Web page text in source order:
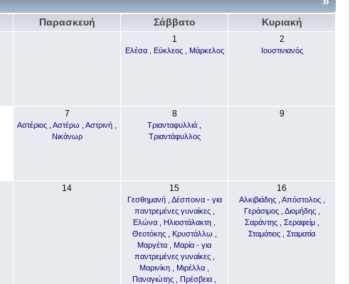
Παρασκευή Σάββατο Κυριακή
1
Ελέσα , Εύκλεος , Μάρκελος
2
Ιουστινιανός
7
Αστέριος , Αστέρω , Αστρινή ,
Νικάνωρ
8
Τριανταφυλλιά ,
Τριαντάφυλλος
9
14 15
Γεσθημανή , Δέσποινα - για
παντρεμένες γυναίκες ,
Ελώνα , Ηλιοστάλακτη ,
Θεοτόκης , Κρυστάλλω ,
Μαργέτα , Μαρία - για
παντρεμένες γυναίκες ,
Μαρινίκη , Μιρέλλα ,
Παναγιώτης , Πρέσβεια ,
16
Αλκιβιάδης , Απόστολος ,
Γεράσιμος , Διομήδης ,
Σαράντης , Σεραφείμ ,
Σταμάτιος , Σταματία